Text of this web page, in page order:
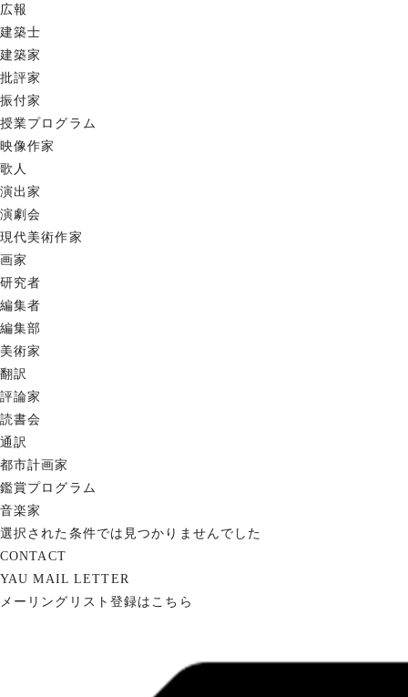
広報
建築士
建築家
批評家
振付家
授業プログラム
映像作家
歌人
演出家
演劇会
現代美術作家
画家
研究者
編集者
編集部
美術家
翻訳
評論家
読書会
通訳
都市計画家
鑑賞プログラム
音楽家
選択された条件では見つかりませんでした
CONTACT
YAU MAIL LETTER
メーリングリスト登録はこちら